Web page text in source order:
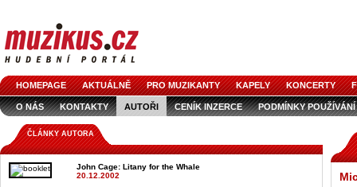
HOMEPAGE AKTUÁLNĚ PRO MUZIKANTY KAPELY KONCERTY
O NÁS KONTAKTY AUTOŘI CENÍK INZERCE PODMÍNKY POUŽÍVÁNÍ
LOGO KE STAŽENÍ
ČLÁNKY AUTORA
John Cage: Litany for the Whale
20.12.2002